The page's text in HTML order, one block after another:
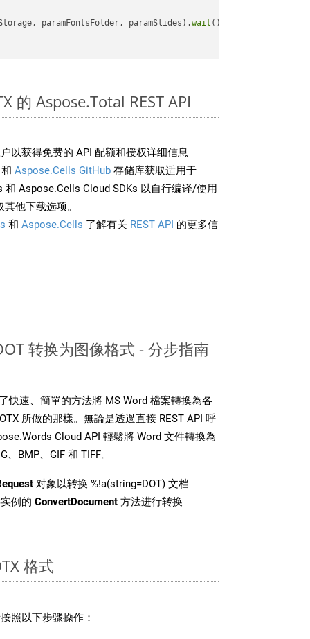
paramFontsFolder, paramSlides).wait ();
的 Aspose.Total REST API
以获得免费的 API 配额和授权详细信息
和 Aspose.Cells GitHub 存储库获取适用于
和 Aspose.Cells Cloud SDKs 以自行编译/使用
其他下载选项。
和 Aspose.Cells 了解有关 REST API 的更多信
转换为图像格式 - 分步指南
快速、簡單的方法將 MS Word 檔案轉換為各
所做的那樣。無論是透過直接 REST API 呼
Cloud API 輕鬆將 Word 文件轉換為
BMP、GIF 和 TIFF。
对象以转换 %!a(string=DOT) 文档
例的 ConvertDocument 方法进行转换
格式
照以下步骤操作：